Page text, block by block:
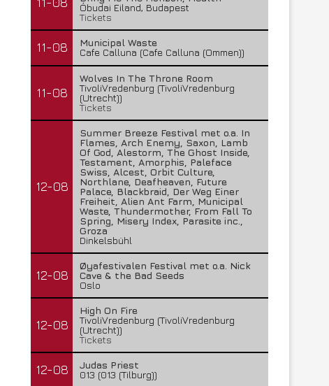
Óbudai Eiland, Budapest
Tickets
11-08
Municipal Waste
Cafe Calluna (Cafe Calluna (Ommen))
11-08
Wolves In The Throne Room
TivoliVredenburg (TivoliVredenburg
(Utrecht))
Tickets
12-08
Summer Breeze Festival met o.a. In
Flames, Arch Enemy, Saxon, Lamb
Of God, Alestorm, The Ghost Inside,
Testament, Amorphis, Paleface
Swiss, Alcest, Orbit Culture,
Northlane, Deafheaven, Future
Palace, Blackbraid, Der Weg Einer
Freiheit, Alien Ant Farm, Municipal
Waste, Thundermother, From Fall To
Spring, Misery Index, Parasite inc.,
Groza
Dinkelsbühl
12-08
Øyafestivalen Festival met o.a. Nick
Cave & the Bad Seeds
Oslo
12-08
High On Fire
TivoliVredenburg (TivoliVredenburg
(Utrecht))
Tickets
12-08
Judas Priest
013 (013 (Tilburg))